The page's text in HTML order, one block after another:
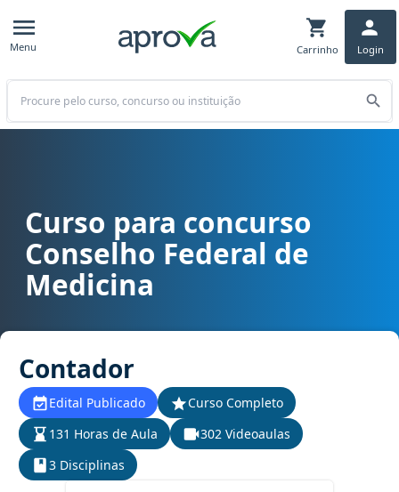
Menu Carrinho Login
Buscar
Curso para concurso CFM - Conselho Federal de Medicina cargo
Curso para concurso
Conselho Federal de
Medicina
Contador
Edital Publicado
Curso Completo
131 Horas de Aula
302 Videoaulas
3 Disciplinas